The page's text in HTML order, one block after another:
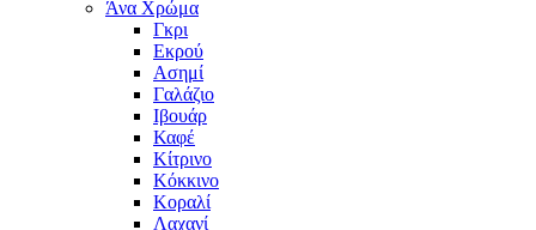
Άνα Χρώμα
Γκρι
Εκρού
Ασημί
Γαλάζιο
Ιβουάρ
Καφέ
Κίτρινο
Κόκκινο
Κοραλί
Λαχανί